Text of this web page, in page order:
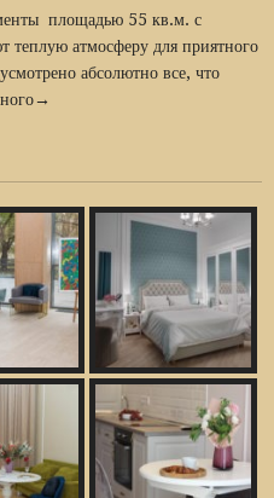
площадью 55 кв.м. с
теплую атмосферу для приятного
абсолютно все, что